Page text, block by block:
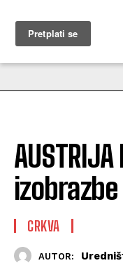
CRKVA
AUTOR: